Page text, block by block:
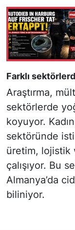
Farklı
Araştırma,
sektörlerde
koyuyor.
sektöründe
üretim, lojistik
çalışıyor. Bu
Almanya’da
biliniyor.